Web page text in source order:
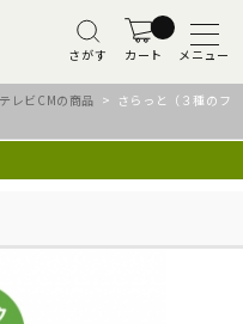
さがす カート メニュー
レビCMの商品 > さらっと（３種のフ